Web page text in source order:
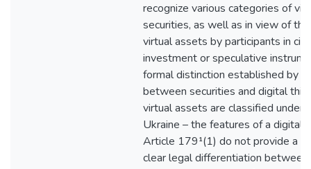
recognize various categories of
securities, as well as in view of
virtual assets by participants in
investment or speculative
formal distinction established by
between securities and digital
virtual assets are classified under
Ukraine – the features of a digital
Article 179¹(1) do not provide a
clear legal differentiation